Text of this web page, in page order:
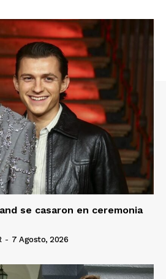
se casaron en ceremonia
- 7 Agosto, 2026